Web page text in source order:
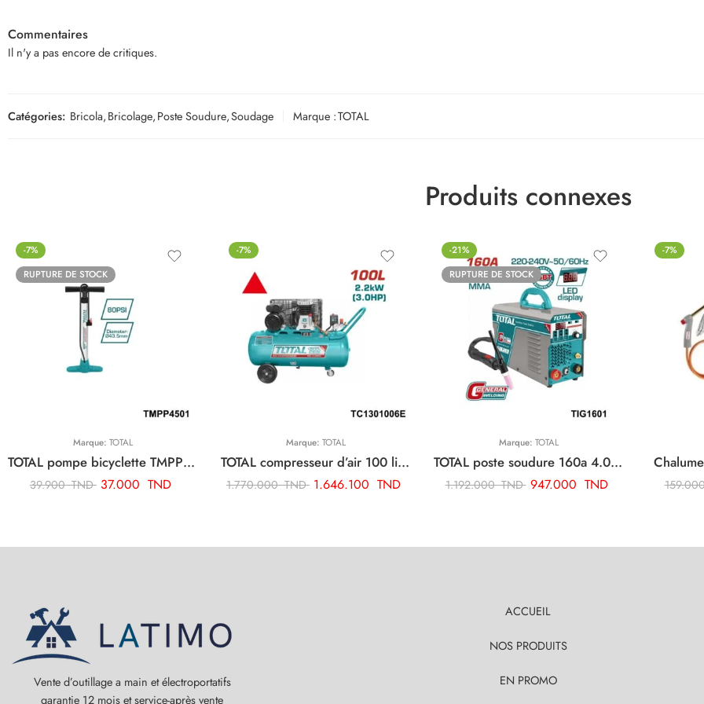
Commentaires
Il n'y a pas encore de critiques.
Catégories: Bricola,Bricolage,Poste Soudure,Soudage Marque :TOTAL
Produits connexes
-7%
RUPTURE DE STOCK
Marque: TOTAL
TOTAL pompe bicyclette TMPP4501
39.900TND 37.000 TND
-7%
Marque: TOTAL
TOTAL compresseur d’air 100 litres 3cv TC1301006E
1.770.000TND 1.646.100 TND
-21%
RUPTURE DE STOCK
Marque: TOTAL
TOTAL poste soudure 160a 4.0 tig mma onduleur TIG1601
1.192.000TND 947.000 TND
-7%
Vente d’outillage a main et électroportatifs
garantie 12 mois et service-après vente
ACCUEIL
NOS PRODUITS
EN PROMO